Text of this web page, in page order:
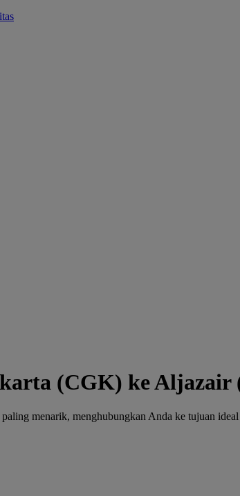
(CGK) ke Aljazair
menarik, menghubungkan Anda ke tujuan